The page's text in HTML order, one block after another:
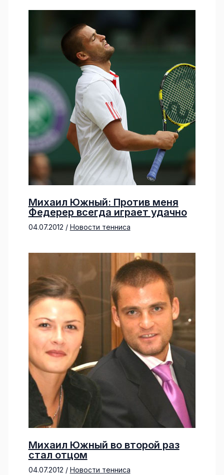
Михаил Южный: Против меня
Федерер всегда играет удачно
04.07.2012 / Новости тенниса
Михаил Южный во второй раз
стал отцом
04.07.2012 / Новости тенниса